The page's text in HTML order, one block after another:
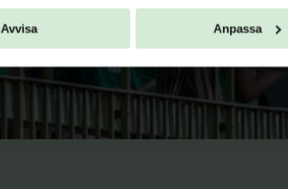
Avvisa Anpassa